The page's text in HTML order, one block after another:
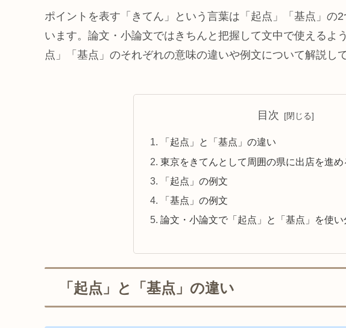
ポイントを表す「きてん」という言葉は「起点」「基点」の
います。論文・小論文ではきちんと把握して文中で使えるよ
点」「基点」のそれぞれの意味の違いや例文について解説し
目次
「起点」と「基点」の違い
東京をきてんとして周囲の県に出店を進
「起点」の例文
「基点」の例文
論文・小論文で「起点」と「基点」を使い
「起点」と「基点」の違い